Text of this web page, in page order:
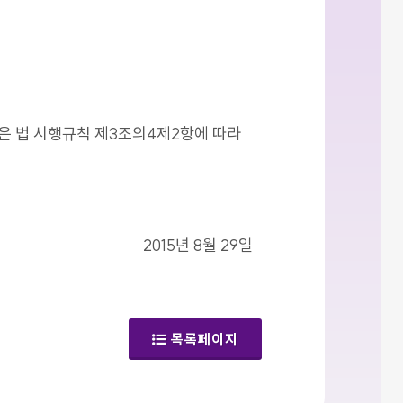
법 시행규칙 제3조의4제2항에 따라
2015년 8월 29일
목록페이지